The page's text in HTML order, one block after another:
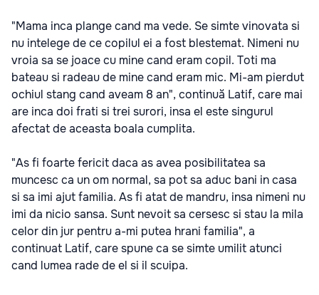
"Mama inca plange cand ma vede. Se simte vinovata si
nu intelege de ce copilul ei a fost blestemat. Nimeni nu
vroia sa se joace cu mine cand eram copil. Toti ma
bateau si radeau de mine cand eram mic. Mi-am pierdut
ochiul stang cand aveam 8 an", continuă Latif, care mai
are inca doi frati si trei surori, insa el este singurul
afectat de aceasta boala cumplita.
"As fi foarte fericit daca as avea posibilitatea sa
muncesc ca un om normal, sa pot sa aduc bani in casa
si sa imi ajut familia. As fi atat de mandru, insa nimeni nu
imi da nicio sansa. Sunt nevoit sa cersesc si stau la mila
celor din jur pentru a-mi putea hrani familia", a
continuat Latif, care spune ca se simte umilit atunci
cand lumea rade de el si il scuipa.